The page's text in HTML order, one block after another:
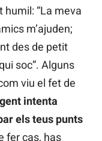
humil: “La meva
m’ajuden;
des de petit
soc”. Alguns
viu el fet de
intenta
els teus punts
fer cas, has